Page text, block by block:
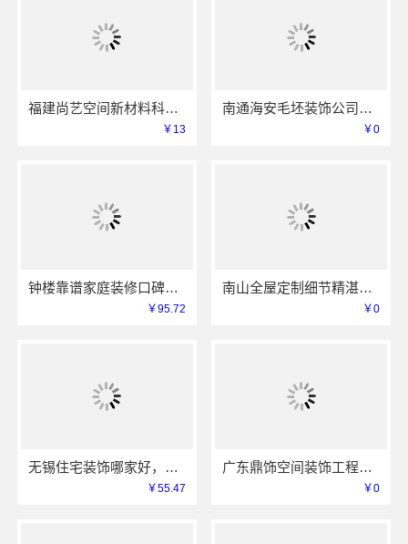
福建尚艺空间新材料科技有限公司二手房装修口碑优选
￥13
南通海安毛坯装饰公司设计_南通宏域全宅装饰建材有限公司
￥0
钟楼靠谱家庭装修口碑怎么样_常州宜居佳装饰工程有限公司
￥95.72
南山全屋定制细节精湛，华居不锈钢让家更精致
￥0
无锡住宅装饰哪家好，无锡亿莱居装饰工程材料有限公司来解答
￥55.47
广东鼎饰空间装饰工程有限公司，透明报价，售后维保放心住
￥0